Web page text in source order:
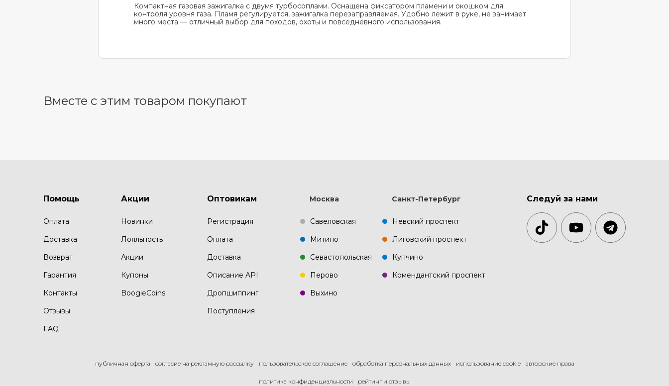
Компактная газовая зажигалка с двумя турбосоплами. Оснащена фиксатором пламени и окошком для
контроля уровня газа. Пламя регулируется, зажигалка перезаправляемая. Удобно лежит в руке, не занимает
много места — отличный выбор для походов, охоты и повседневного использования.
Вместе с этим товаром покупают
Помощь
Оплата
Доставка
Возврат
Гарантия
Контакты
Отзывы
FAQ
Акции
Новинки
Лояльность
Акции
Купоны
BoogieCoins
Оптовикам
Регистрация
Оплата
Доставка
Описание API
Дропшиппинг
Поступления
Москва
Савеловская
Митино
Севастопольская
Перово
Выхино
Санкт-Петербург
Невский проспект
Лиговский проспект
Купчино
Комендантский проспект
Следуй за нами
публичная оферта согласие на рекламную рассылку пользовательское соглашение обработка персональных данных использование cookie авторские права
политика конфиденциальности рейтинг и отзывы